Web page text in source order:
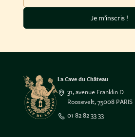
Je m’inscris !
La Cave du Château
31, avenue Franklin D.
Roosevelt, 75008 PARIS
01 82 82 33 33